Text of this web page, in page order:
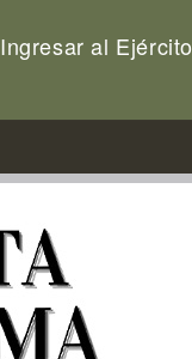
Ingresar al Ejército